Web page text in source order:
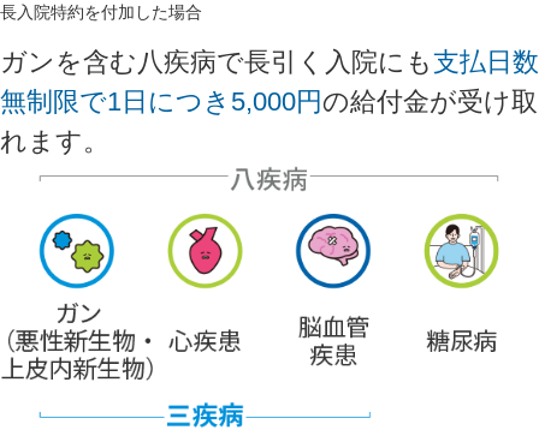
長入院特約を付加した場合
ガンを含む八疾病で長引く入院にも支払日数
無制限で1日につき5,000円の給付金が受け取
れます。